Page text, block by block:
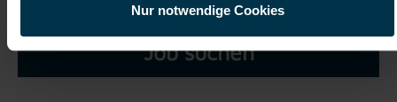
Nur notwendige Cookies
Job suchen